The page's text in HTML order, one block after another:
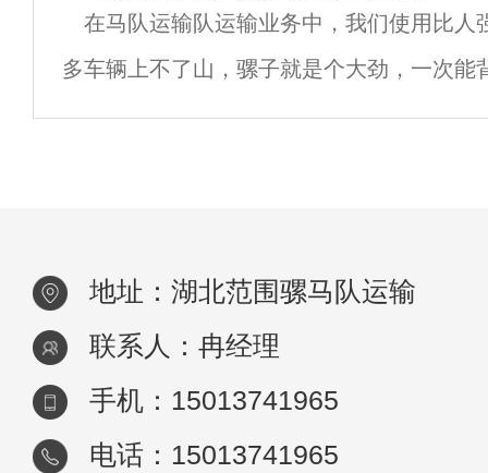
因素充分发挥，则其未来产业发展动力自然
在马队运输队运输业务中，我们使用比人
多车辆上不了山，骡子就是个大劲，一次能
外，耐力非常强，根据现场情况.距离，骡
地址：湖北范围骡马队运输
联系人：冉经理
手机：15013741965
电话：15013741965